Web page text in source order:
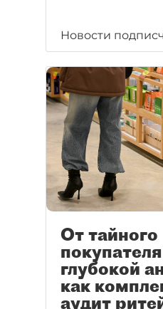
Новости
От тайного
глубокой
как
аудит